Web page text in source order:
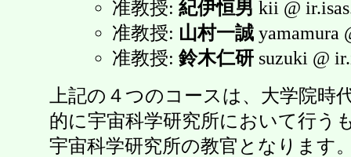
准教授: 紀伊恒男 kii @
准教授: 山村一誠 yamamura
准教授: 鈴木仁研 suzuki @
上記の４つのコースは、大学院時
的に宇宙科学研究所において行う
宇宙科学研究所の教官となります